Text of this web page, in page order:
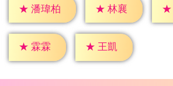
★ 潘瑋柏 ★ 林襄 ★
★ 霖霖 ★ 王凱